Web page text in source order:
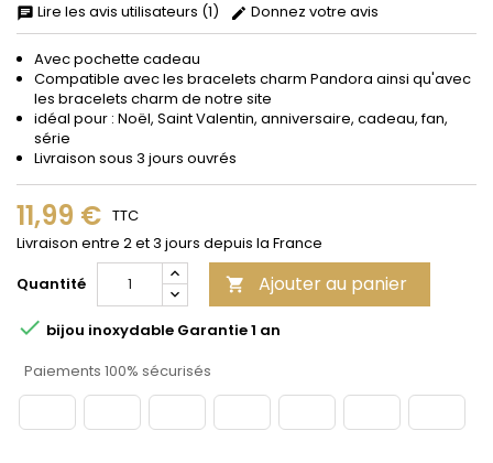
Lire les avis utilisateurs (1)
Donnez votre avis
Avec pochette cadeau
Compatible avec les bracelets charm Pandora ainsi qu'avec
les bracelets charm de notre site
idéal pour : Noël, Saint Valentin, anniversaire, cadeau, fan,
série
Livraison sous 3 jours ouvrés
11,99 € TTC
Livraison entre 2 et 3 jours depuis la France
Quantité
 Ajouter au panier
 bijou inoxydable Garantie 1 an
Paiements 100% sécurisés